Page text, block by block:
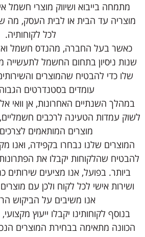
מתמחה בייבוא ושיווק מוצרי חשמל
מוצריה עד הבית או לבית העסק, מה
לכל לקוחותיה.
שנות ניסיון בתחום החשמל לתעשייה
שלו כדי להבטיח שהמוצרים
עומדים בסטנדרטים
במהלך השנתיים האחרונות, אן וואי
לשוק עמדות הטעינה לרכבים
מוצרים המותאמים
המוצרים שלנו נבחרו בקפידה, ואנו
להבטיח שהלקוחות יקבלו את
ביותר. בפועל, אנו מציעים שירותים
ושירות אישי לכל לקוח ולכן עם
אנו משיבים על הביקוש
בנוסף לקוחותינו יקבלו ייעוץ
הכוונה מתאימה בבחירת המוצרים